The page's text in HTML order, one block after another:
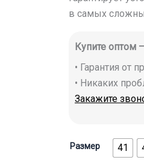
в самых
Купите оптом
• Гарантия от
• Никаких
Закажите
Размер 41